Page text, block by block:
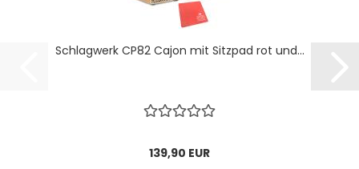
Schlagwerk CP82 Cajon mit Sitzpad rot und...
139,90 EUR